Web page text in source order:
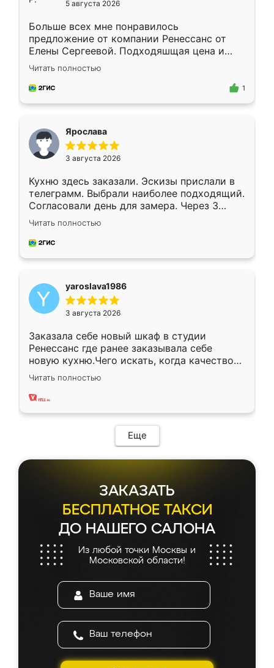
5 августа 2026
Больше всех мне понравилось
предложение от компании Ренессанс от
Елены Сергеевой. Подходяшщая цена и
короткие сроки изготовления. Приехавший
для замера сотрудник Владислав
предложил по моему эскизу самый
Читать полностью
1
Ярослава
3 августа 2026
Кухню здесь заказали. Эскизы прислали в
телеграмм. Выбрали наиболее подходящий.
Согласовали день для замера. Через 3
недели кухня была уже готова. Остались
довольны работой. Спасибо Ренессанс
мебель за качественную работу!
Читать полностью
yaroslava1986
3 августа 2026
Заказала себе новый шкаф в студии
Ренессанс где ранее заказывала себе
новую кухню.Чего искать, когда качеством
вполне довольна. Служит кухня уже почти
два года, нареканий нет.
Читать полностью
Еще
ЗАКАЗАТЬ
БЕСПЛАТНОЕ ТАКСИ
ДО НАШЕГО САЛОНА
Из любой точки Москвы и
Московской области!